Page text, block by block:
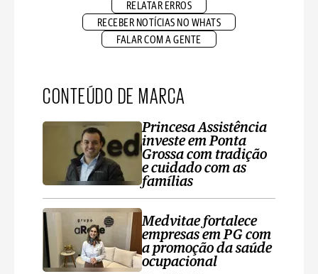
RELATAR ERROS
RECEBER NOTÍCIAS NO WHATS
FALAR COM A GENTE
CONTEÚDO DE MARCA
Princesa Assistência
investe em Ponta
Grossa com tradição
e cuidado com as
famílias
Medvitae fortalece
empresas em PG com
a promoção da saúde
ocupacional